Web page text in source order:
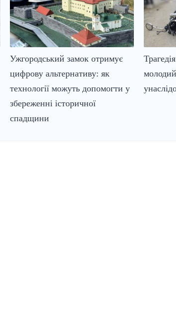
Ужгородський замок отримує
цифрову альтернативу: як
технології можуть допомогти у
збереженні історичної
спадщини